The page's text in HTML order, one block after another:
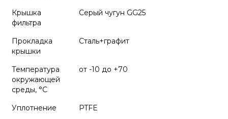
Крышка
фильтра
Серый чугун GG25
Прокладка
крышки
Сталь+графит
Температура
окружающей
среды, °С
от -10 до +70
Уплотнение
PTFE